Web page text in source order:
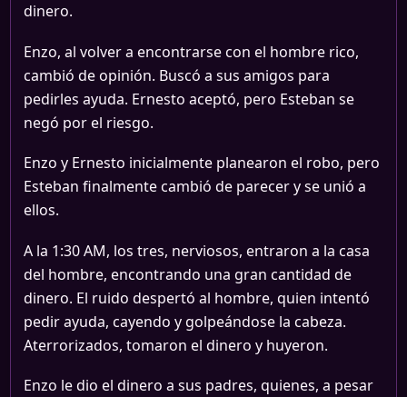
dinero.
Enzo, al volver a encontrarse con el hombre rico,
cambió de opinión. Buscó a sus amigos para
pedirles ayuda. Ernesto aceptó, pero Esteban se
negó por el riesgo.
Enzo y Ernesto inicialmente planearon el robo, pero
Esteban finalmente cambió de parecer y se unió a
ellos.
A la 1:30 AM, los tres, nerviosos, entraron a la casa
del hombre, encontrando una gran cantidad de
dinero. El ruido despertó al hombre, quien intentó
pedir ayuda, cayendo y golpeándose la cabeza.
Aterrorizados, tomaron el dinero y huyeron.
Enzo le dio el dinero a sus padres, quienes, a pesar